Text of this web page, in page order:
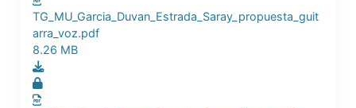
TG_MU_Garcia_Duvan_Estrada_Saray_propuesta_guit
arra_voz.pdf
8.26 MB